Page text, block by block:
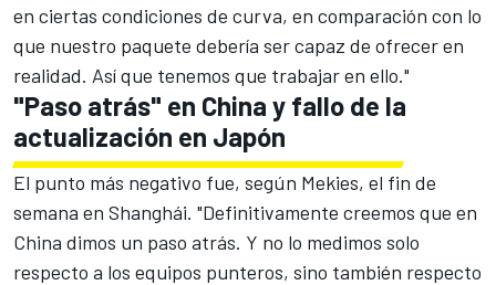
en ciertas condiciones de curva, en comparación con lo
que nuestro paquete debería ser capaz de ofrecer en
realidad. Así que tenemos que trabajar en ello."
"Paso atrás" en China y fallo de la
actualización en Japón
El punto más negativo fue, según Mekies, el fin de
semana en Shanghái. "Definitivamente creemos que en
China dimos un paso atrás. Y no lo medimos solo
respecto a los equipos punteros, sino también respecto